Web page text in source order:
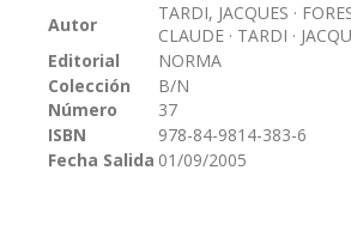
imágenes
Autor
TARDI, JACQUES ·
CLAUDE · TARDI ·
Editorial
NORMA
Colección
B/N
Número
37
ISBN
978-84-9814-383-6
Fecha Salida 01/09/2005